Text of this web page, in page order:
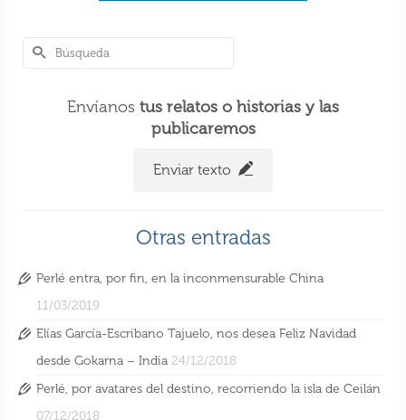
Envíanos tus relatos o historias y las
publicaremos
Enviar texto
Otras entradas
Perlé entra, por fin, en la inconmensurable China
11/03/2019
Elías García-Escribano Tajuelo, nos desea Feliz Navidad
desde Gokarna – India 24/12/2018
Perlé, por avatares del destino, recorriendo la isla de Ceilán
07/12/2018